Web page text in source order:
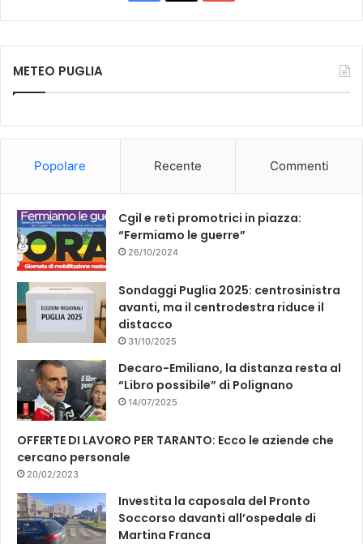
a
c
k
o
u
METEO PUGLIA
Popolare Recente Commenti
Cgil e reti promotrici in piazza:
“Fermiamo le guerre”
26/10/2024
Sondaggi Puglia 2025: centrosinistra
avanti, ma il centrodestra riduce il
distacco
31/10/2025
Decaro-Emiliano, la distanza resta al
“Libro possibile” di Polignano
14/07/2025
OFFERTE DI LAVORO PER TARANTO: Ecco le aziende che
cercano personale
20/02/2023
Investita la caposala del Pronto
Soccorso davanti all’ospedale di
Martina Franca